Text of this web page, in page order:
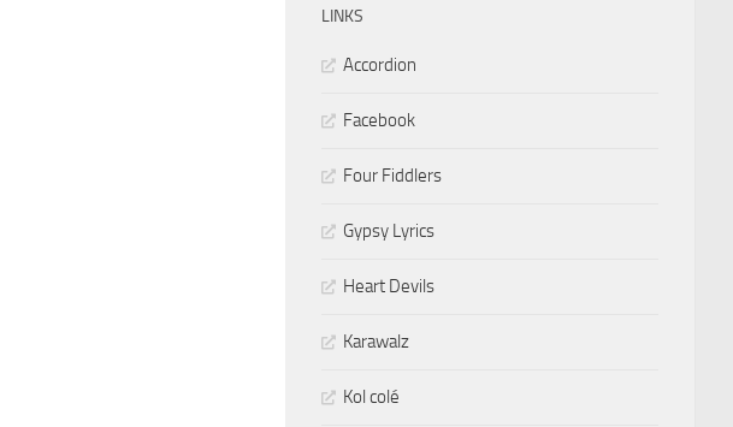
LINKS
Accordion
Facebook
Four Fiddlers
Gypsy Lyrics
Heart Devils
Karawalz
Kol colé